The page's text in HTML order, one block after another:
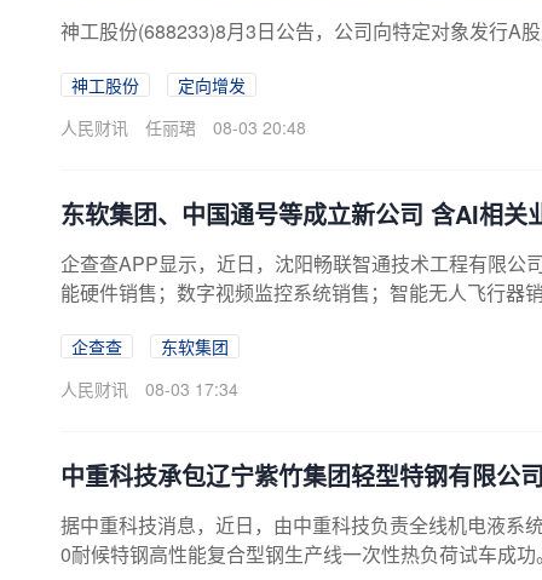
神工股份(688233)8月3日公告，公司向特定对象发行A
神工股份
定向增发
人民财讯
任丽珺 08-03 20:48
东软集团、中国通号等成立新公司 含AI相关
企查查APP显示，近日，沈阳畅联智通技术工程有限公
能硬件销售；数字视频监控系统销售；智能无人飞行器
企查查
东软集团
人民财讯
08-03 17:34
中重科技承包辽宁紫竹集团轻型特钢有限公
据中重科技消息，近日，由中重科技负责全线机电液系
0耐候特钢高性能复合型钢生产线一次性热负荷试车成